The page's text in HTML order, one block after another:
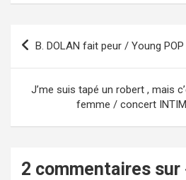
Navigation
B. DOLAN fait peur / Young
J’me suis tapé un robert , mais
femme / concert
2 commentaires sur